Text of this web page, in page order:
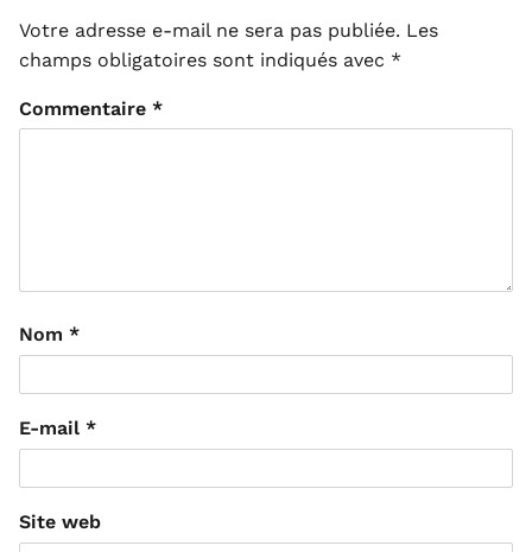
Votre adresse e-mail ne sera pas publiée. Les
champs obligatoires sont indiqués avec *
Commentaire *
Nom *
E-mail *
Site web